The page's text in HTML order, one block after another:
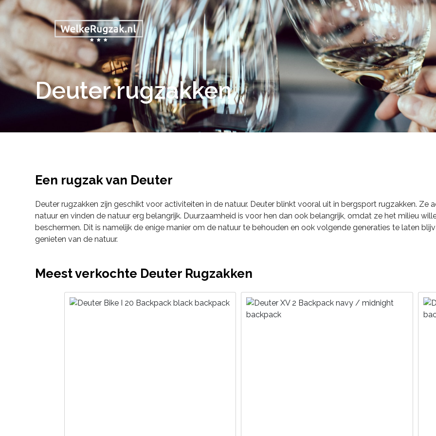
Deuter rugzakken
Een rugzak van Deuter
Deuter rugzakken zijn geschikt voor activiteiten in de natuur. Deuter blinkt vooral uit in bergsport rugzakken. Ze
natuur en vinden de natuur erg belangrijk. Duurzaamheid is voor hen dan ook belangrijk, omdat ze het milieu
beschermen. Dit is namelijk de enige manier om de natuur te behouden en ook volgende generaties te laten
genieten van de natuur.
Meest verkochte Deuter Rugzakken